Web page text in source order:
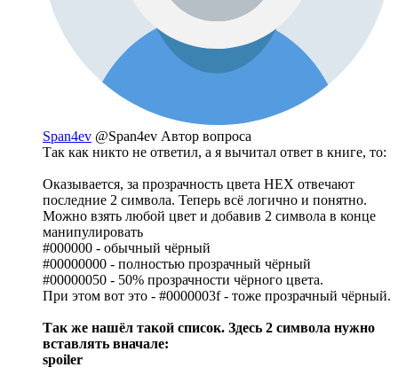
Span4ev @Span4ev Автор вопроса
Так как никто не ответил, а я вычитал ответ в книге, то:
Оказывается, за прозрачность цвета HEX отвечают
последние 2 символа. Теперь всё логично и понятно.
Можно взять любой цвет и добавив 2 символа в конце
манипулировать
#000000 - обычный чёрный
#00000000 - полностью прозрачный чёрный
#00000050 - 50% прозрачности чёрного цвета.
При этом вот это - #0000003f - тоже прозрачный чёрный.
Так же нашёл такой список. Здесь 2 символа нужно
вставлять вначале:
spoiler